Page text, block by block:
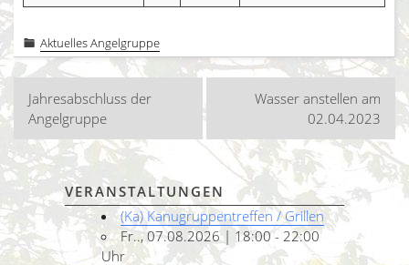
Aktuelles Angelgruppe
Beitragsnavigation
Jahresabschluss der
Angelgruppe
Wasser anstellen am
02.04.2023
VERANSTALTUNGEN
(Ka) Kanugruppentreffen / Grillen
Fr.., 07.08.2026 | 18:00 - 22:00
Uhr